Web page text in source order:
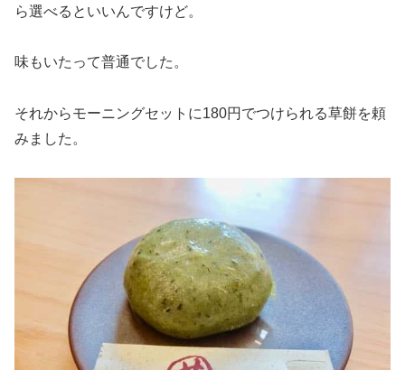
ら選べるといいんですけど。
味もいたって普通でした。
それからモーニングセットに180円でつけられる草餅を頼
みました。